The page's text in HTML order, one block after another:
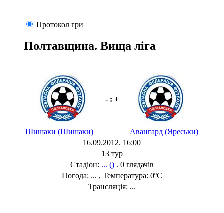
Протокол гри
Полтавщина. Вища ліга
- : +
Шишаки (Шишаки)
Авангард (Яреськи)
16.09.2012. 16:00
13 тур
Стадіон: ... (). 0 глядачів
Погода: ... , Температура: 0ºC
Трансляція: ...